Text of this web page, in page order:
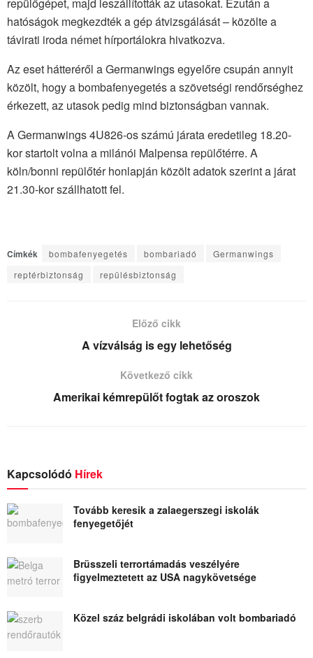
hatóságok megkezdték a gép átvizsgálását – közölte a
távirati iroda német hírportálokra hivatkozva.
Az eset hátteréről a Germanwings egyelőre csupán annyit
közölt, hogy a bombafenyegetés a szövetségi rendőrséghez
érkezett, az utasok pedig mind biztonságban vannak.
A Germanwings 4U826-os számú járata eredetileg 18.20-
kor startolt volna a milánói Malpensa repülőtérre. A
köln/bonni repülőtér honlapján közölt adatok szerint a járat
21.30-kor szállhatott fel.
Címkék bombafenyegetés bombariadó
Germanwings
reptérbiztonság
repülésbiztonság
Előző cikk
A vízválság is egy lehetőség
Következő cikk
Amerikai kémrepülőt fogtak az oroszok
Kapcsolódó Hírek
Tovább keresik a zalaegerszegi iskolák
fenyegetőjét
Brüsszeli terrortámadás veszélyére
figyelmeztetett az USA nagykövetsége
Közel száz belgrádi iskolában volt bombariadó